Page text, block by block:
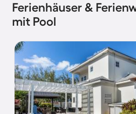
Ferienhäuser &
mit Pool